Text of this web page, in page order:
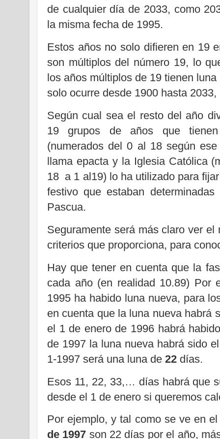
de cualquier día de 2033, como
la misma fecha de 1995.
Estos años no solo difieren en 19
son múltiplos del número 19, lo
los años múltiplos de 19 tienen
solo ocurre desde 1900 hasta
Según cual sea el resto del año
19 grupos de años que
(numerados del 0 al 18 según
llama epacta y la Iglesia Católica
18 a 1 al19) lo ha utilizado para
festivo que estaban
Pascua.
Seguramente será más claro ver
criterios que proporciona, para
Hay que tener en cuenta que la
cada año (en realidad 10.89) Por
1995 ha habido luna nueva, para
en cuenta que la luna nueva habrá
el 1 de enero de 1996 habrá
de 1997 la luna nueva habrá sido
1-1997 será una luna de 22 días.
Esos 11, 22, 33,… días habrá que
desde el 1 de enero si queremos
Por ejemplo, y tal como se ve en
de 1997 son 22 días por el año,